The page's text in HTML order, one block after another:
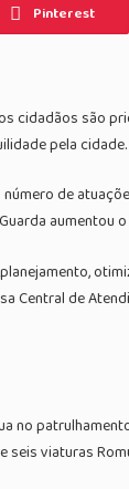
Pinterest
cidadãos são
pela cidade.
de
aumentou
Central de
no
seis viaturas